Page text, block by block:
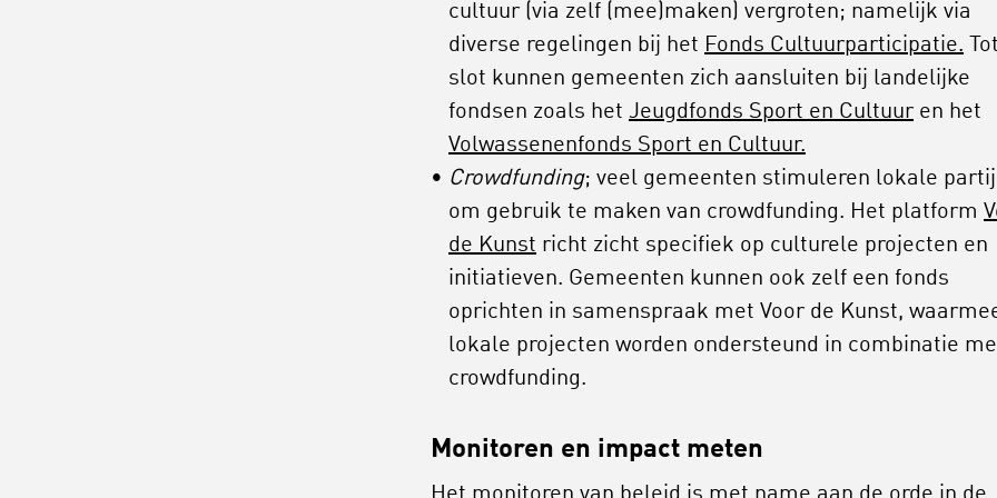
cultuur (via zelf (mee)maken) vergroten; namelijk via
diverse regelingen bij het Fonds Cultuurparticipatie. Tot
slot kunnen gemeenten zich aansluiten bij landelijke
fondsen zoals het Jeugdfonds Sport en Cultuur en het
Volwassenenfonds Sport en Cultuur.
Crowdfunding; veel gemeenten stimuleren lokale
om gebruik te maken van crowdfunding. Het platform
de Kunst richt zicht specifiek op culturele projecten en
initiatieven. Gemeenten kunnen ook zelf een fonds
oprichten in samenspraak met Voor de Kunst,
lokale projecten worden ondersteund in combinatie
crowdfunding.
Monitoren en impact meten